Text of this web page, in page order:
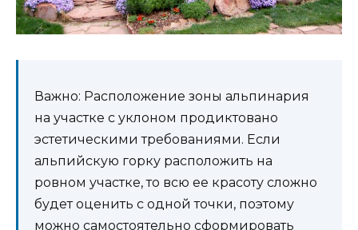
Важно: Расположение зоны альпинария
на участке с уклоном продиктовано
эстетическими требованиями. Если
альпийскую горку расположить на
ровном участке, то всю ее красоту сложно
будет оценить с одной точки, поэтому
можно самостоятельно сформировать